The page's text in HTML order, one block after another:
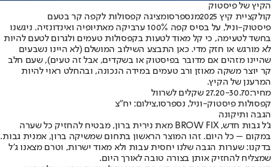
הקיץ של פיסטוק
קולקציית קיץ 2025
מנספרסומציגה קפסולות לקפה קר בטעם
פיסטוק-וניל, על בסיס קפה 100% ערביקה מאתיופיה ואינדונזיה. ניגשנו
בחשד לטעימה, כי קל מאוד לטעות בקפסולות טעמים ולגרום לטעם להיות
לא מורגש או חזק מדי. כאן התבצע השילוב המושלם (לא היינו נשבעים
שהיינו מזהים אם מדובר בפיסטוק או בשקדים, אבל זה טעים), שעם חלב
קר יוצר משקה מאוזן ורב טעמים במידה הנכונה, ובהחלט ראוי להיות
המרענן של הקיץ.
מחיר:27.20-30.70 שקלים לשרוול
קפסולות פיסטוק-וניל, נספרסו,צילום: יח"צ
הגבה ותיקונה
ג'ל גבות חדש, BROW FIX מאת נירית ברון, מבטיח להחזיק כל שערה
במקום – כל היום. זהו המוצר הראשון בתחום שמשיקה ברון, אמנית גבות.
בדקנו: שערות הגבה שלנו יחסית עבות ולא מאוד ישרות, וטרם מצאנו ג'ל
שמצליח להחזיק אותן בצורה טובה לאורך היום.